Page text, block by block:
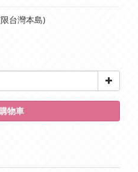
台灣本島)
物車